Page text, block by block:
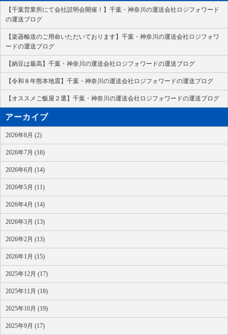
【千葉営業所にて会社説明会開催！】千葉・神奈川の運送会社ロジフォワード
の運送ブログ
【楽器輸送のご用命いただいております】千葉・神奈川の運送会社ロジフォワ
ードの運送ブログ
【納豆は最高】千葉・神奈川の運送会社ロジフォワードの運送ブログ
【令和８年熊本地震】千葉・神奈川の運送会社ロジフォワードの運送ブログ
【オススメご飯屋２選】千葉・神奈川の運送会社ロジフォワードの運送ブログ
アーカイブ
2026年8月 (2)
2026年7月 (18)
2026年6月 (14)
2026年5月 (11)
2026年4月 (14)
2026年3月 (13)
2026年2月 (13)
2026年1月 (15)
2025年12月 (17)
2025年11月 (18)
2025年10月 (19)
2025年9月 (17)